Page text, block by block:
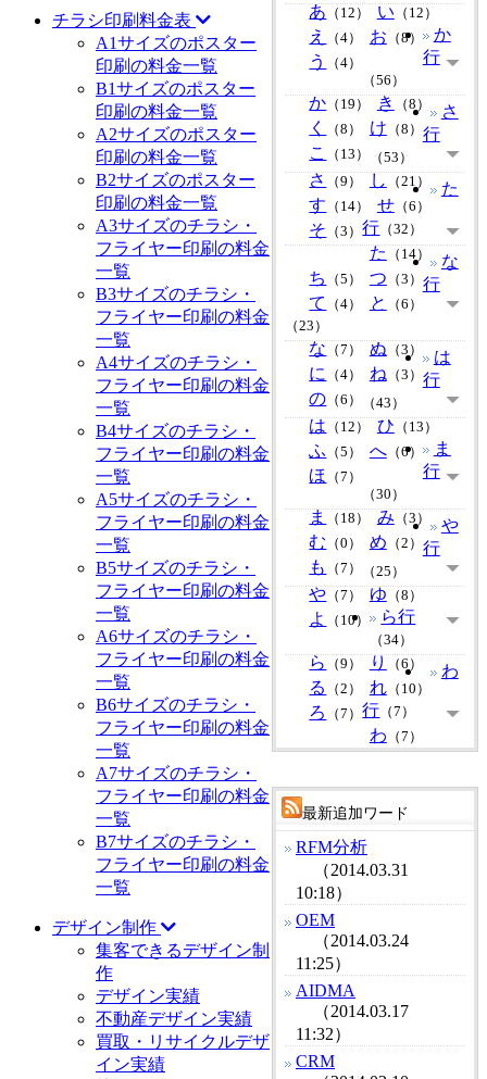
あ （12） い （12）
え （4） お （8）
う （4）
か
行
（56）
か （19） き （8）
く （8） け （8）
こ （13）
さ
行
（53）
さ （9） し （21）
す （14） せ（6）
そ （3）
た
行 （32）
た （14）
ち （5） つ （3）
て （4） と （6）
な
行
（23）
な （7） ぬ （3）
に （4） ね（3）
の （6）
は
行
（43）
は （12） ひ （13）
ふ （5） へ（6）
ほ （7）
ま
行
（30）
ま （18） み （3）
む （0） め （2）
も （7）
や
行
（25）
や （7） ゆ （8）
よ （10） ら行
（34）
ら （9） り （6）
る （2） れ（10）
ろ （7）
わ
行 （7）
わ （7）
最新追加ワード
RFM分析
（2014.03.31
10:18）
OEM
（2014.03.24
11:25）
AIDMA
（2014.03.17
11:32）
CRM
チラシ印刷料金表
A1サイズのポスター
印刷の料金一覧
B1サイズのポスター
印刷の料金一覧
A2サイズのポスター
印刷の料金一覧
B2サイズのポスター
印刷の料金一覧
A3サイズのチラシ・
フライヤー印刷の料金
一覧
B3サイズのチラシ・
フライヤー印刷の料金
一覧
A4サイズのチラシ・
フライヤー印刷の料金
一覧
B4サイズのチラシ・
フライヤー印刷の料金
一覧
A5サイズのチラシ・
フライヤー印刷の料金
一覧
B5サイズのチラシ・
フライヤー印刷の料金
一覧
A6サイズのチラシ・
フライヤー印刷の料金
一覧
B6サイズのチラシ・
フライヤー印刷の料金
一覧
A7サイズのチラシ・
フライヤー印刷の料金
一覧
B7サイズのチラシ・
フライヤー印刷の料金
一覧
デザイン制作
集客できるデザイン制
作
デザイン実績
不動産デザイン実績
買取・リサイクルデザ
イン実績